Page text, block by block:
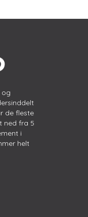
og
de fleste
ned fra 5
i
helt